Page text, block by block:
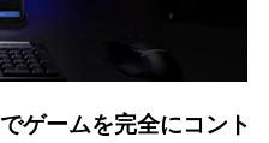
ゲームを完全にコント